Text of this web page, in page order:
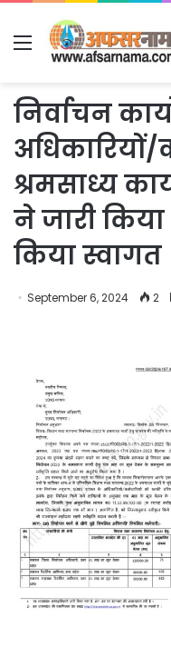
Menu
निर्वाचन
अधिकारियों/
श्रमसाध्य
ने जारी
किया स्वागत
September 6, 2024 2